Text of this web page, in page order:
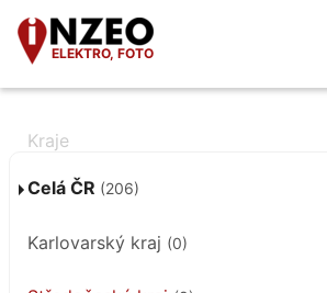
ELEKTRO, FOTO
Celá ČR (206)
Karlovarský kraj (0)